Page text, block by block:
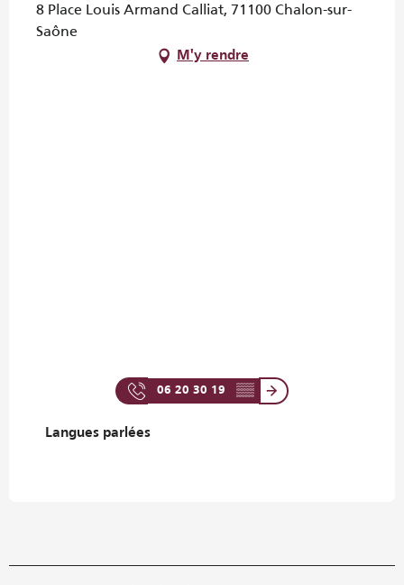
8 Place Louis Armand Calliat, 71100 Chalon-sur-
Saône
M'y rendre
06 20 30 19 ▒▒
Langues parlées
Langues parlées